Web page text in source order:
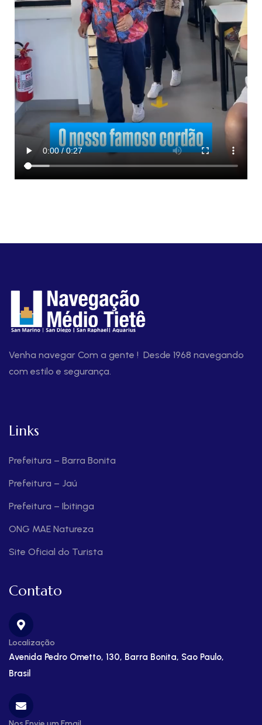
Venha navegar Com a gente ! Desde 1968 navegando
com estilo e segurança.
Links
Prefeitura – Barra Bonita
Prefeitura – Jaú
Prefeitura – Ibitinga
ONG MAE Natureza
Site Oficial do Turista
Contato
Localização
Avenida Pedro Ometto, 130, Barra Bonita, Sao Paulo,
Brasil